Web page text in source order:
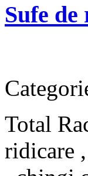
Sufe
Total
ridicare